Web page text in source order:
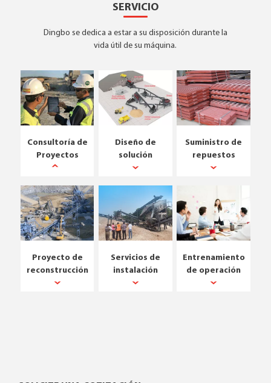
SERVICIO
Dingbo se dedica a estar a su disposición durante la
vida útil de su máquina.
Consultoría de
Proyectos
Diseño de
solución
Suministro de
repuestos
Proyecto de
reconstrucción
Servicios de
instalación
Entrenamiento
de operación